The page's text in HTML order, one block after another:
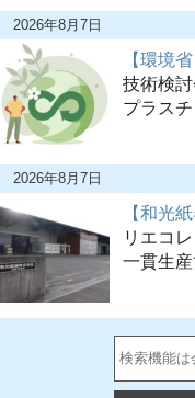
2026年8月7日
【環境省
技術検
プラス
2026年8月7日
【和光
リエコ
一貫生